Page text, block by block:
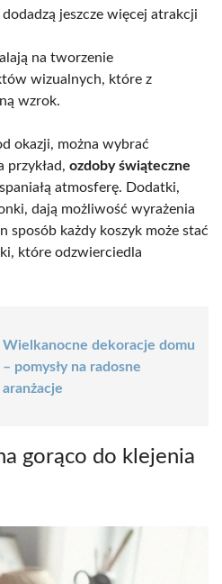
jeszcze więcej atrakcji
na tworzenie
wizualnych, które z
wzrok.
okazji, można wybrać
przykład, ozdoby świąteczne
atmosferę. Dodatki,
dają możliwość wyrażenia
każdy koszyk może stać
które odzwierciedla
Wielkanocne dekoracje domu
– pomysły na radosne
aranżacje
gorąco do klejenia